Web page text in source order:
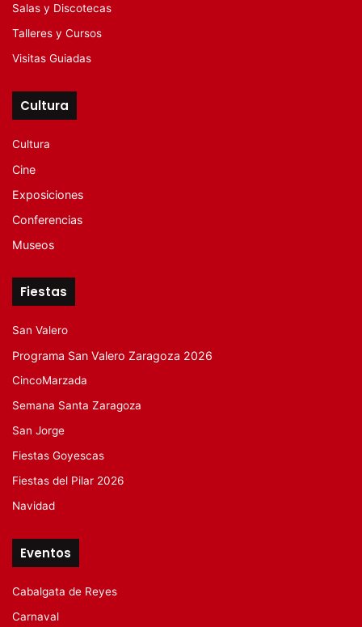
Salas y Discotecas
Talleres y Cursos
Visitas Guiadas
Cultura
Cultura
Cine
Exposiciones
Conferencias
Museos
Fiestas
San Valero
Programa San Valero Zaragoza 2026
CincoMarzada
Semana Santa Zaragoza
San Jorge
Fiestas Goyescas
Fiestas del Pilar 2026
Navidad
Eventos
Cabalgata de Reyes
Carnaval